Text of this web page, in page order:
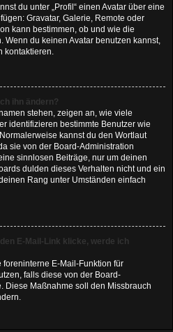
du unter „Profil“ einen Avatar über eine
Gravatar, Galerie, Remote oder
kann bestimmen, ob und wie die
Wenn du keinen Avatar benutzen kannst,
kontaktieren.
ihn ändern?
stehen, zeigen an, wie viele
identifizieren bestimmte Benutzer wie
kannst du den Wortlaut
sie von der Board-Administration
sinnlosen Beiträge, nur um deinen
dulden dieses Verhalten nicht und ein
Rang unter Umständen einfach
E-Mail-Link klicke, werde ich
foreninterne E-Mail-Funktion für
falls diese von der Board-
Diese Maßnahme soll den Missbrauch